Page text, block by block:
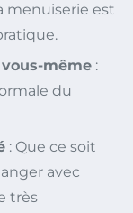
menuiserie est
même :
du
: Que ce soit
avec
très